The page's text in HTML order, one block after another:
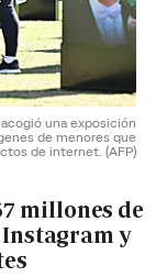
una exposición
de menores que
de internet. (AFP)
millones de
y